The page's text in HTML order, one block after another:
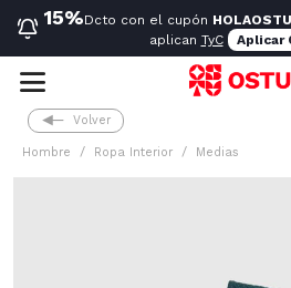
15%Dcto con el cupón HOLAOSTU
aplican TyC Aplicar
Volver
Hombre Ropa Interior Medias